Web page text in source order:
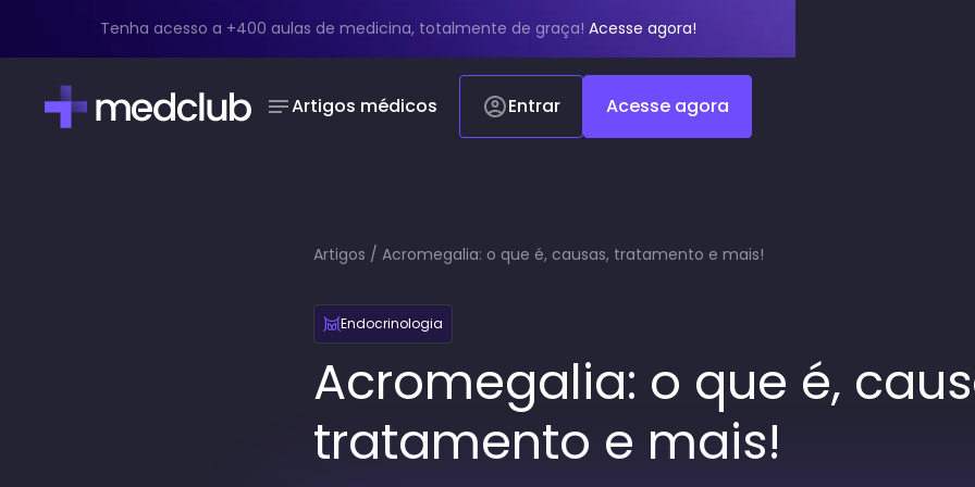
Tenha acesso a +400 aulas de medicina, totalmente de graça! Acesse agora!
Artigos médicos Entrar Acesse agora
Artigos / Acromegalia: o que é, causas, tratamento e mais!
Endocrinologia
Acromegalia: o que é,
tratamento e mais!